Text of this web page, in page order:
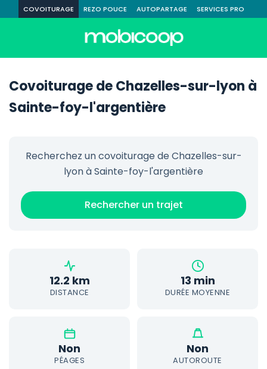
COVOITURAGE REZO POUCE AUTOPARTAGE SERVICES PRO
Covoiturage de Chazelles-sur-lyon à
Sainte-foy-l'argentière
Recherchez un covoiturage de Chazelles-sur-
lyon à Sainte-foy-l'argentière
Rechercher un trajet
12.2 km
DISTANCE
13 min
DURÉE MOYENNE
Non
PÉAGES
Non
AUTOROUTE